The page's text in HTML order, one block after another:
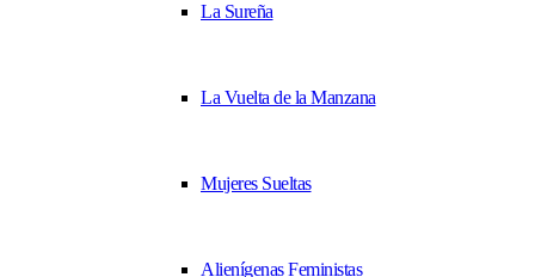
La Sureña
La Vuelta de la Manzana
Mujeres Sueltas
Alienígenas Feministas